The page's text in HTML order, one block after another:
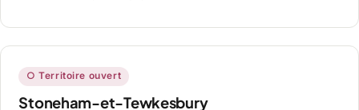
○ Territoire ouvert
Stoneham-et-Tewkesbury